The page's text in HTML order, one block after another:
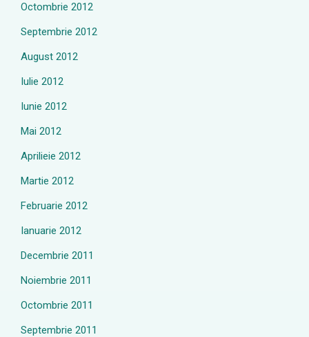
Octombrie 2012
Septembrie 2012
August 2012
Iulie 2012
Iunie 2012
Mai 2012
Aprilieie 2012
Martie 2012
Februarie 2012
Ianuarie 2012
Decembrie 2011
Noiembrie 2011
Octombrie 2011
Septembrie 2011